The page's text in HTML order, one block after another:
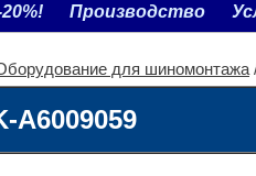
Производство
для шиномонтажа
A6009059